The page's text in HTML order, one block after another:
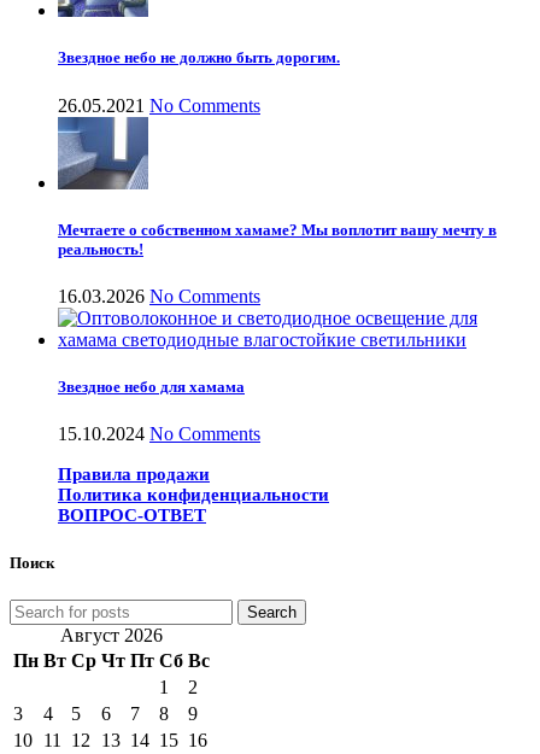
Звездное небо не должно быть дорогим.
26.05.2021 No Comments
Мечтаете о собственном хамаме? Мы воплотит вашу мечту в
реальность!
16.03.2026 No Comments
Звездное небо для хамама
15.10.2024 No Comments
Правила продажи
Политика конфиденциальности
ВОПРОС-ОТВЕТ
Поиск
Search
Август 2026
Пн Вт Ср Чт Пт Сб Вс
1
2
3
4 5 6 7 8
9
10 11 12 13 14 15 16